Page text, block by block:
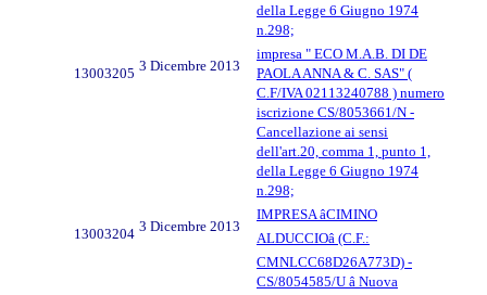
della Legge 6 Giugno 1974
n.298;
13003205 3 Dicembre 2013
impresa " ECO M.A.B. DI DE
PAOLA ANNA & C. SAS" (
C.F/IVA 02113240788 ) numero
iscrizione CS/8053661/N -
Cancellazione ai sensi
dell'art.20, comma 1, punto 1,
della Legge 6 Giugno 1974
n.298;
13003204 3 Dicembre 2013
IMPRESA âCIMINO
ALDUCCIOâ (C.F.:
CMNLCC68D26A773D) -
CS/8054585/U â Nuova